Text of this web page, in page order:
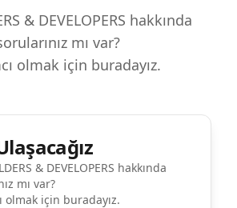
& DEVELOPERS hakkında
mı var?
olmak için buradayız.
& DEVELOPERS hakkında
mı var?
olmak için buradayız.